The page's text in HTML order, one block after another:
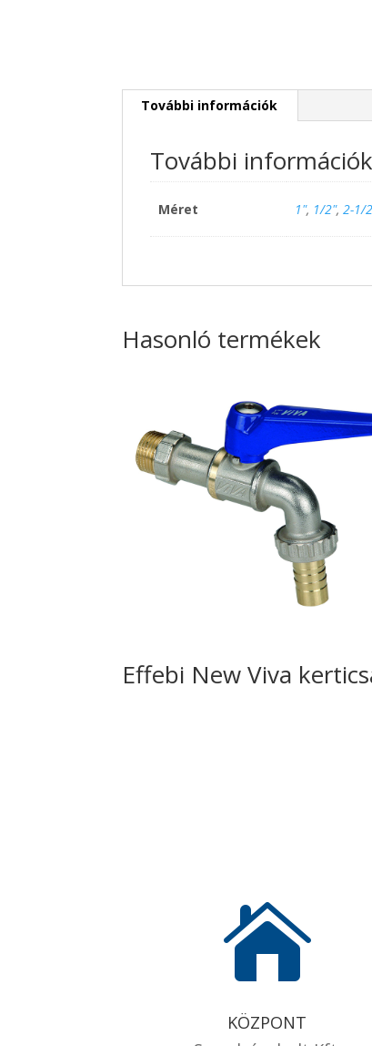
További információk
További információk
Méret 1", 1/2", 2-1/
Hasonló termékek
Effebi New Viva

KÖZPONT